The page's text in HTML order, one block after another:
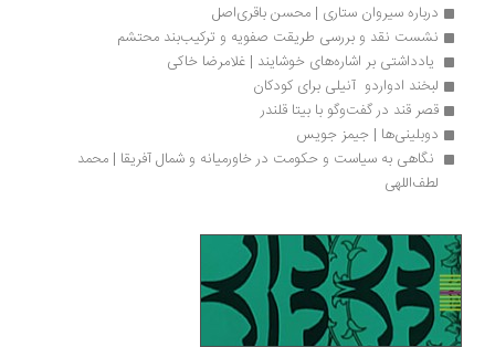
درباره سیروان ستاری | ​​​​​​​محسن باقری‌اصل
نشست نقد و بررسی طریقت صفویه و ترکیب‌بند محتشم
یادداشتی بر اشاره‌های خوشایند | غلامرضا خاکی
لبخند ادواردو  آنیلی برای کودکان
قصر قند در گفت‌وگو با بیتا قلندر
دوبلینی‌ها | جیمز جویس
لطف‌اللهی